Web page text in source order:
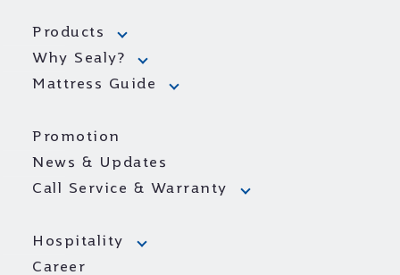
Products
Why Sealy?
Mattress Guide
Promotion
News & Updates
Call Service & Warranty
Hospitality
Career